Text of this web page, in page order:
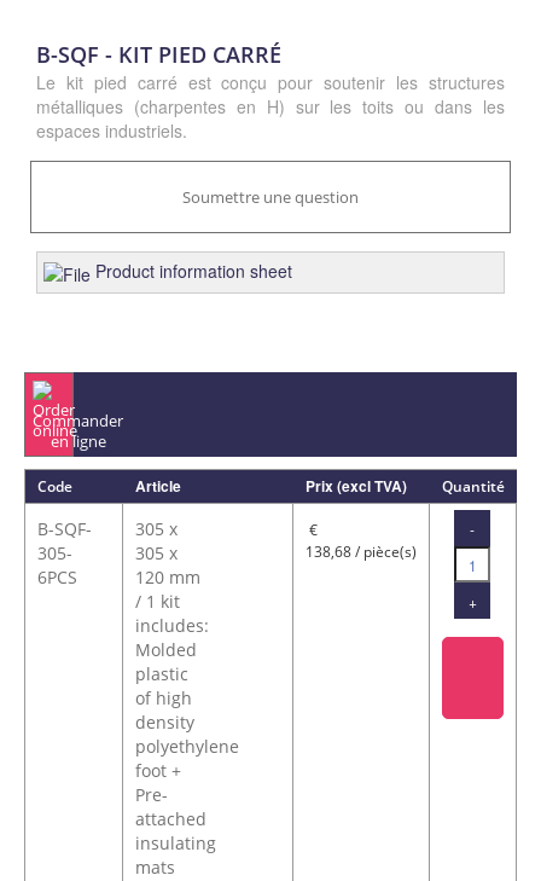
B-SQF - KIT PIED CARRÉ
Le kit pied carré est conçu pour soutenir les structures
métalliques (charpentes en H) sur les toits ou dans les
espaces industriels.
Soumettre une question
Product information sheet
Commander
en ligne
Code Article Prix (excl TVA) Quantité
B-SQF-
305-
6PCS
305 x
305 x
120 mm
/ 1 kit
includes:
Molded
plastic
of high
density
polyethylene
foot +
Pre-
attached
insulating
mats
€
138,68 / pièce(s)
-
+